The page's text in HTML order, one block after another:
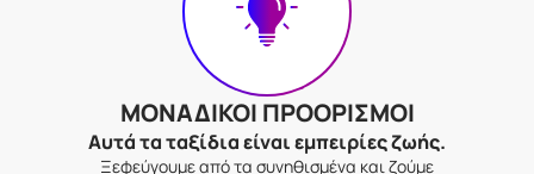
ΜΟΝΑΔΙΚΟΙ ΠΡΟΟΡΙΣΜΟΙ
Αυτά τα ταξίδια είναι εμπειρίες ζωής.
Ξεφεύγουμε από τα συνηθισμένα και ζούμε